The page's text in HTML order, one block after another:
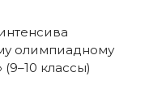
олимпиадному
классы)